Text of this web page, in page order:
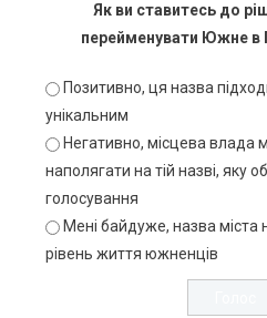
Як ви ставитесь до
перейменувати Южне в
Позитивно, ця назва
унікальним
Негативно, місцева влада
наполягати на тій назві, яку
голосування
Мені байдуже, назва міста
рівень життя южненців